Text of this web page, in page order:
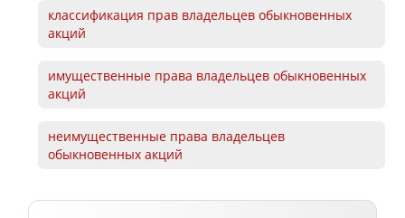
классификация прав владельцев обыкновенных
акций
имущественные права владельцев обыкновенных
акций
неимущественные права владельцев
обыкновенных акций